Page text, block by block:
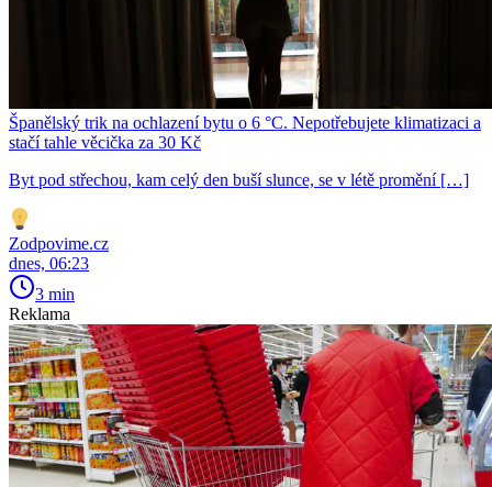
Španělský trik na ochlazení bytu o 6 °C. Nepotřebujete klimatizaci a
stačí tahle věcička za 30 Kč
Byt pod střechou, kam celý den buší slunce, se v létě promění […]
Zodpovime.cz
dnes, 06:23
3 min
Reklama